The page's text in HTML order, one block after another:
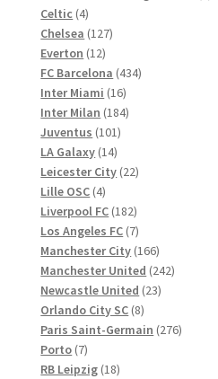
Celtic 44
Produkte
Chelsea 127127
Everton 1212
Produkte
FC Barcelona 434434
Inter Miami 1616
Produkte
Inter Milan 184184
Juventus 101101
LA Galaxy 1414
Produkte
Leicester City 2222
Lille OSC 44
Produkte
Liverpool FC 182182
Produkte
Los Angeles FC 77
Produkte
Manchester City 166166
Produkte
Manchester United 242242
Newcastle United 2323
Orlando City SC 88
Produkte
Paris Saint-Germain 276276
Porto 77
Produkte
RB Leipzig 1818